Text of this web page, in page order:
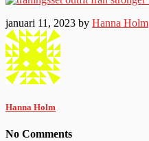
januari 11, 2023 by Hanna Holm
Hanna Holm
No Comments